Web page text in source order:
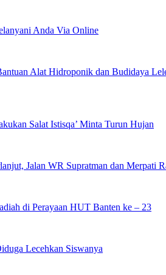
Anda Via Online
Alat Hidroponik dan Budidaya
Salat Istisqa’ Minta Turun Hujan
Jalan WR Supratman dan Merpati
di Perayaan HUT Banten ke – 23
Lecehkan Siswanya